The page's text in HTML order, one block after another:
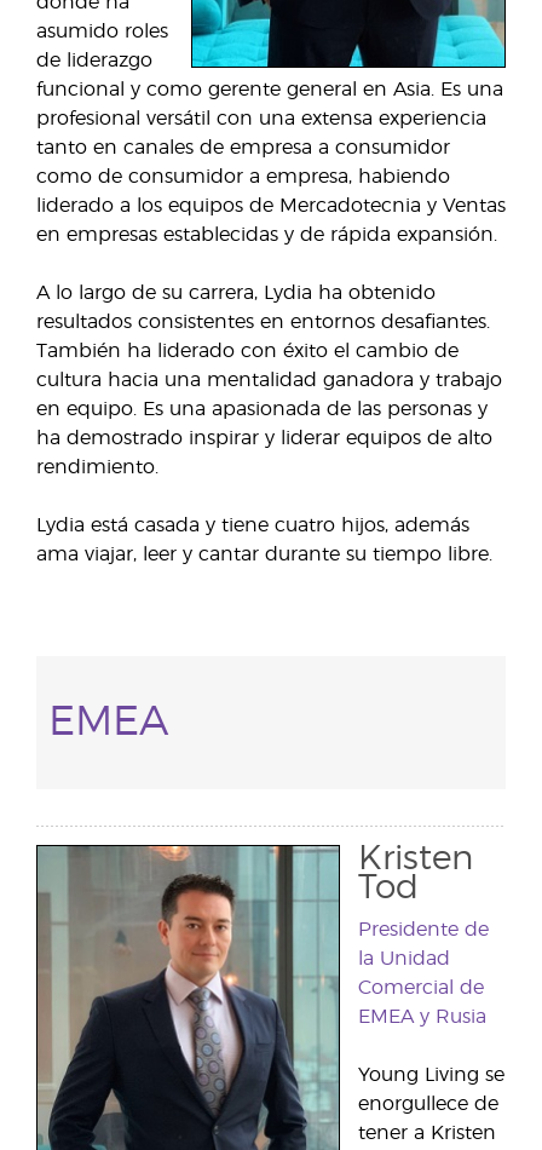
asumido roles
de liderazgo
funcional y como gerente general en Asia. Es una
profesional versátil con una extensa experiencia
tanto en canales de empresa a consumidor
como de consumidor a empresa, habiendo
liderado a los equipos de Mercadotecnia y Ventas
en empresas establecidas y de rápida expansión.
A lo largo de su carrera, Lydia ha obtenido
resultados consistentes en entornos desafiantes.
También ha liderado con éxito el cambio de
cultura hacia una mentalidad ganadora y trabajo
en equipo. Es una apasionada de las personas y
ha demostrado inspirar y liderar equipos de alto
rendimiento.
Lydia está casada y tiene cuatro hijos, además
ama viajar, leer y cantar durante su tiempo libre.
EMEA
Kristen
Tod
Presidente de
la Unidad
Comercial de
EMEA y Rusia
Young Living se
enorgullece de
tener a Kristen